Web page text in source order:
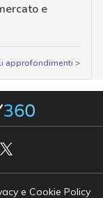
e
approfondimenti >
e Cookie Policy